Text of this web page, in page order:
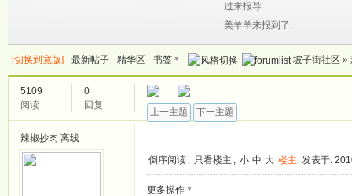
过来报导
美羊羊来报到了.
[切换到宽版] 最新帖子 精华区 书签 ▼ 坡子街社区 »
5109
阅读
0
回复
上一主题 下一主题
辣椒抄肉 离线
倒序阅读 , 只看楼主 , 小 中 大 楼主 发表于:
更多操作 ▼